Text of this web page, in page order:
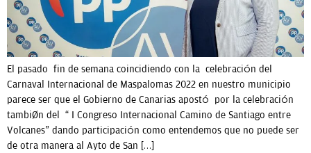
El pasado fin de semana coincidiendo con la celebración del
Carnaval Internacional de Maspalomas 2022 en nuestro municipio
parece ser que el Gobierno de Canarias apostó por la celebración
también del “ I Congreso Internacional Camino de Santiago entre
Volcanes” dando participación como entendemos que no puede ser
de otra manera al Ayto de San […]